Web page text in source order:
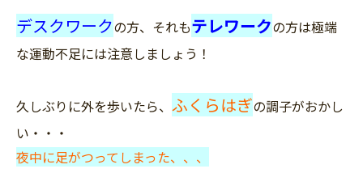
デスクワークの方、それもテレワークの方は極端
な運動不足には注意しましょう！
久しぶりに外を歩いたら、 ふくらはぎの調子がおかし
い・・・
夜中に足がつってしまった、、、